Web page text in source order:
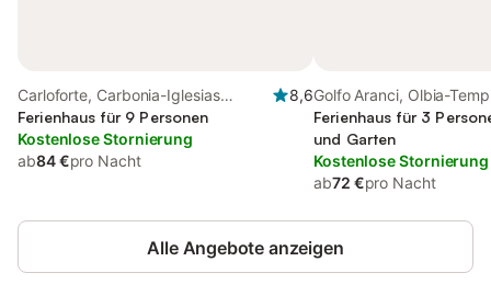
Carloforte, Carbonia-Iglesias
Provinz
8,6
Ferienhaus für 9 Personen
Kostenlose Stornierung
ab84 €pro Nacht
Golfo Aranci, Olbia-
Ferienhaus für 3
und Garten
Kostenlose Stornierung
ab72 €pro Nacht
Alle Angebote anzeigen